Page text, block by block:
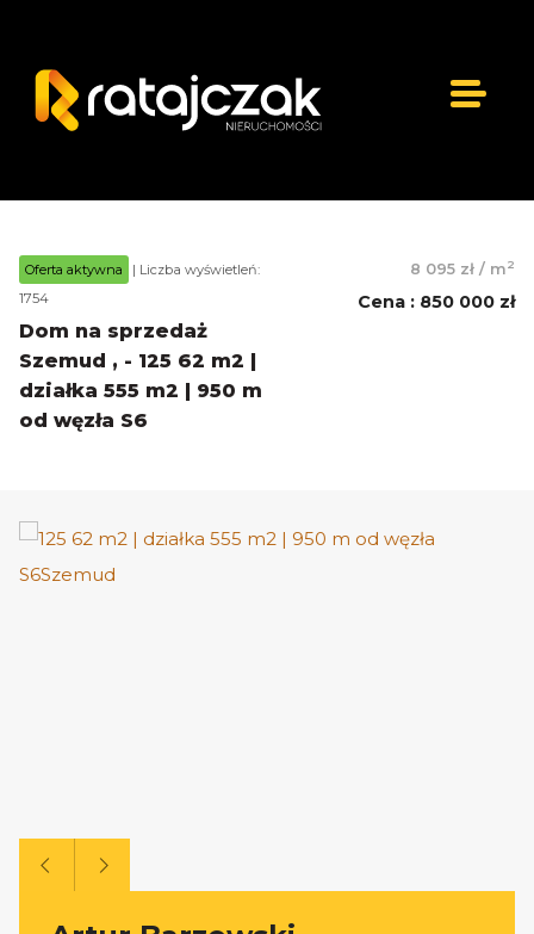
Oferta aktywna
| Liczba wyświetleń:
1754
Dom na sprzedaż
Szemud , - 125 62 m2 |
działka 555 m2 | 950 m
od węzła S6
8 095 zł / m2
Cena : 850 000 zł